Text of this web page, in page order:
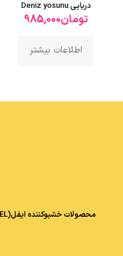
دریایی Deniz yosunu
تومان985,000
اطلاعات بیشتر
محصولات خشبوکننده ایفل(EYFEL)